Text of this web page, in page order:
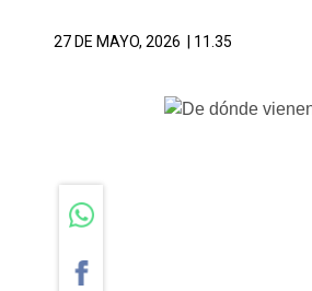
27 DE MAYO, 2026 | 11.35